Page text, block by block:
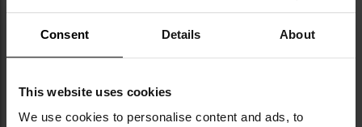
Consent Details About
This website uses cookies
We use cookies to personalise content and ads, to
schowka